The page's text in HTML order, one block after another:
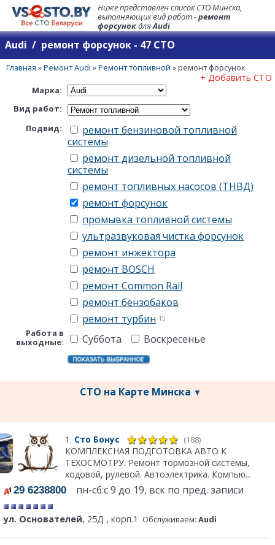
Ниже представлен список СТО Минска,
выполняющих вид работ -ремонт
форсунокдляAudi
Audi / ремонт форсунок - 47 СТО
Главная »Ремонт Audi »Ремонт топливной »ремонт форсунок
+ Добавить СТО
Марка:
Вид работ:
Подвид:
ремонт бензиновой топливной
системы
ремонт дизельной топливной
системы
ремонт топливных насосов (ТНВД)
ремонт форсунок
промывка топливной системы
ультразвуковая чистка форсунок
ремонт инжектора
ремонт BOSCH
ремонт Common Rail
ремонт бензобаков
ремонт турбин 15
Работа в
выходные:
Суббота Воскресенье
СТО на Карте Минска ▼
1. Сто Бонус (188)
КОМПЛЕКСНАЯ ПОДГОТОВКА АВТО К
ТЕХОСМОТРУ. Ремонт тормозной системы,
ходовой, рулевой. Автоэлектрика. Компью...
29 6238800 пн-сб:с 9 до 19, вск по пред. записи
ул. Основателей, 25Д , корп.1 Обслуживаем: Audi